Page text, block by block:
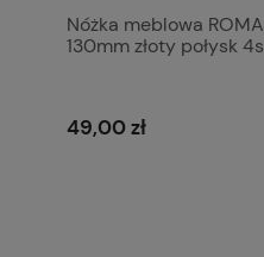
Nóżka meblowa
130mm złoty połysk
49,00 zł